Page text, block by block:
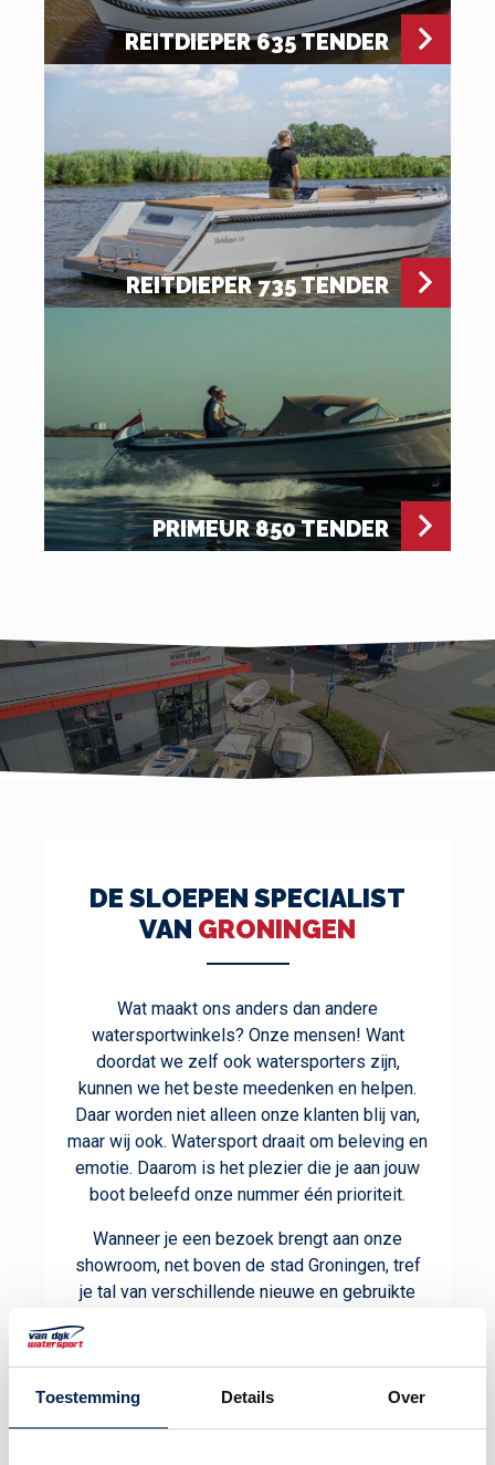
Toestemming Details Over
REITDIEPER 635 TENDER
REITDIEPER 735 TENDER
PRIMEUR 850 TENDER
DE SLOEPEN SPECIALIST
VAN GRONINGEN
Wat maakt ons anders dan andere
watersportwinkels? Onze mensen! Want
doordat we zelf ook watersporters zijn,
kunnen we het beste meedenken en helpen.
Daar worden niet alleen onze klanten blij van,
maar wij ook. Watersport draait om beleving en
emotie. Daarom is het plezier die je aan jouw
boot beleefd onze nummer één prioriteit.
Wanneer je een bezoek brengt aan onze
showroom, net boven de stad Groningen, tref
je tal van verschillende nieuwe en gebruikte
sloepen
sloepen op voorraad. Snelle levertijden zijn
hiermee gegarandeerd.